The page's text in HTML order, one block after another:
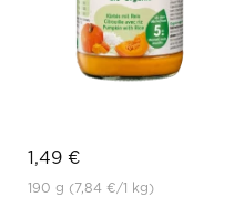
1,49 €
190 g (7,84 €/1 kg)